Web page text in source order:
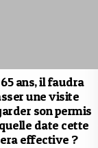
ans, il faudra
une visite
son permis
date cette
effective ?